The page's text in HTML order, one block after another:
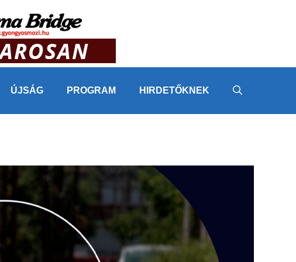
ÚJSÁG PROGRAM HIRDETŐKNEK